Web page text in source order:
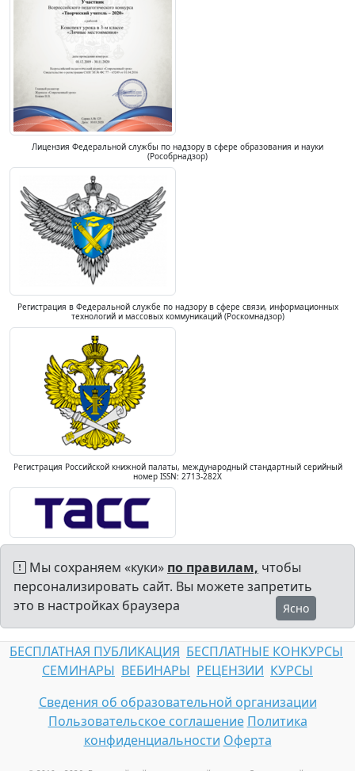
Лицензия Федеральной службы по надзору в сфере образования и науки
(Рособрнадзор)
Регистрация в Федеральной службе по надзору в сфере связи, информационных
технологий и массовых коммуникаций (Роскомнадзор)
Регистрация Российской книжной палаты, международный стандартный серийный
номер ISSN: 2713-282X
Мы сохраняем «куки» по правилам, чтобы
персонализировать сайт. Вы можете запретить
это в настройках браузера
Ясно
БЕСПЛАТНАЯ ПУБЛИКАЦИЯ БЕСПЛАТНЫЕ КОНКУРСЫ
СЕМИНАРЫ ВЕБИНАРЫ РЕЦЕНЗИИ КУРСЫ
Сведения об образовательной организации
Пользовательское соглашение Политика
конфиденциальности Оферта